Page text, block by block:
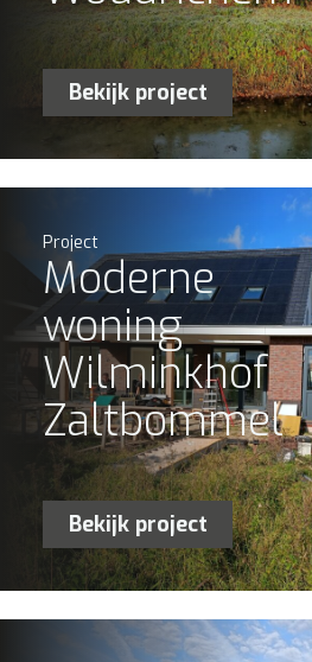
Bekijk project
Project
Moderne
woning
Wilminkhof
Zaltbommel
Bekijk project